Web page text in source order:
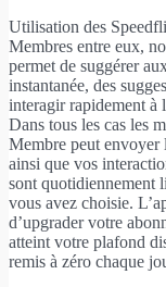
Utilisation des
Membres entre eux,
permet de suggérer
instantanée, des
interagir rapidement à
Dans tous les cas les
Membre peut envoyer
ainsi que vos
sont quotidiennement
vous avez choisie.
d’upgrader votre
atteint votre plafond
remis à zéro chaque